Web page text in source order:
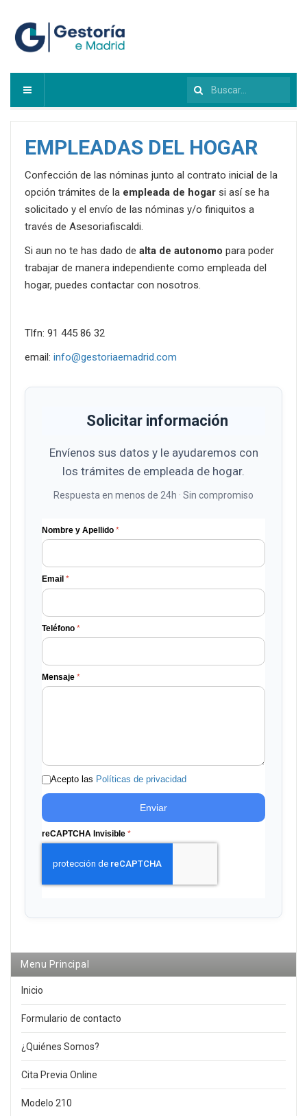
Buscar...
EMPLEADAS DEL HOGAR
Confección de las nóminas junto al contrato inicial de la
opción trámites de la empleada de hogar si así se ha
solicitado y el envío de las nóminas y/o finiquitos a
través de Asesoriafiscaldi.
Si aun no te has dado de alta de autonomo para poder
trabajar de manera independiente como empleada del
hogar, puedes contactar con nosotros.
Tlfn: 91 445 86 32
email: info@gestoriaemadrid.com
Solicitar información
Envíenos sus datos y le ayudaremos con
los trámites de empleada de hogar.
Respuesta en menos de 24h · Sin compromiso
Nombre y Apellido *
Email *
Teléfono *
Mensaje *
Acepto las Políticas de privacidad
Enviar
reCAPTCHA Invisible *
Menu Principal
Inicio
Formulario de contacto
¿Quiénes Somos?
Cita Previa Online
Modelo 210